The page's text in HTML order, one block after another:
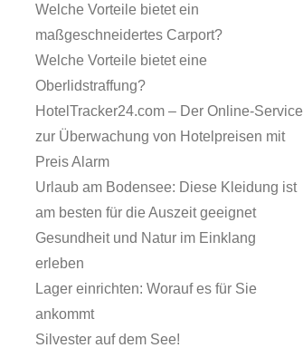
Welche Vorteile bietet ein
maßgeschneidertes Carport?
Welche Vorteile bietet eine
Oberlidstraffung?
HotelTracker24.com – Der Online-Service
zur Überwachung von Hotelpreisen mit
Preis Alarm
Urlaub am Bodensee: Diese Kleidung ist
am besten für die Auszeit geeignet
Gesundheit und Natur im Einklang
erleben
Lager einrichten: Worauf es für Sie
ankommt
Silvester auf dem See!